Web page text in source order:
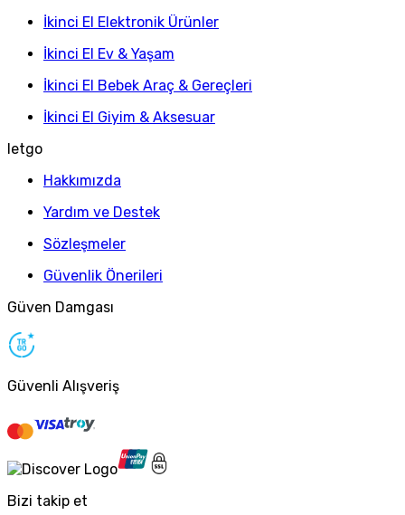
İkinci El Elektronik Ürünler
İkinci El Ev & Yaşam
İkinci El Bebek Araç & Gereçleri
İkinci El Giyim & Aksesuar
letgo
Hakkımızda
Yardım ve Destek
Sözleşmeler
Güvenlik Önerileri
Güven Damgası
Güvenli Alışveriş
Bizi takip et